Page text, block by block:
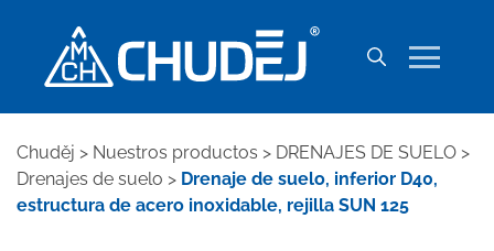
Chuděj > Nuestros productos > DRENAJES DE SUELO >
Drenajes de suelo > Drenaje de suelo, inferior D40,
estructura de acero inoxidable, rejilla SUN 125